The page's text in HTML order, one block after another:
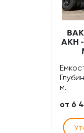
АКН
м.
от 6